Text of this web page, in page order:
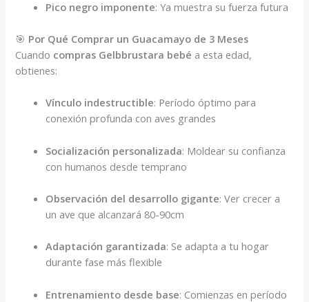
Pico negro imponente: Ya muestra su fuerza futura
🎯 Por Qué Comprar un Guacamayo de 3 Meses
Cuando compras Gelbbrustara bebé a esta edad,
obtienes:
Vínculo indestructible: Período óptimo para
conexión profunda con aves grandes
Socialización personalizada: Moldear su confianza
con humanos desde temprano
Observación del desarrollo gigante: Ver crecer a
un ave que alcanzará 80-90cm
Adaptación garantizada: Se adapta a tu hogar
durante fase más flexible
Entrenamiento desde base: Comienzas en período